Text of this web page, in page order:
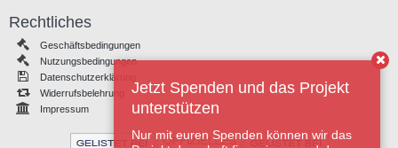
Rechtliches
Geschäftsbedingungen
Nutzungsbedingungen
Datenschutzerklärung
Widerrufsbelehrung
Impressum
Jetzt Spenden und das Projekt
unterstützen
Nur mit euren Spenden können wir das